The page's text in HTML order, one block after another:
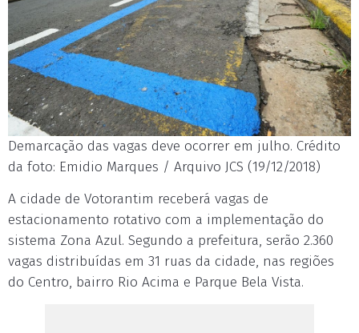
Demarcação das vagas deve ocorrer em julho. Crédito
da foto: Emidio Marques / Arquivo JCS (19/12/2018)
A cidade de Votorantim receberá vagas de
estacionamento rotativo com a implementação do
sistema Zona Azul. Segundo a prefeitura, serão 2.360
vagas distribuídas em 31 ruas da cidade, nas regiões
do Centro, bairro Rio Acima e Parque Bela Vista.